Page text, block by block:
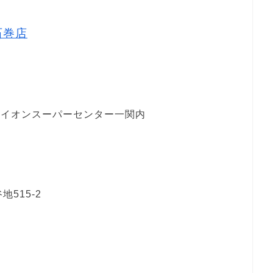
店
オンスーパーセンター一関内
地515-2